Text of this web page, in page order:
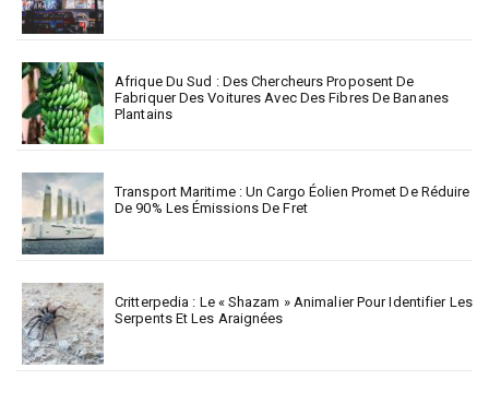
Afrique Du Sud : Des Chercheurs Proposent De
Fabriquer Des Voitures Avec Des Fibres De Bananes
Plantains
Transport Maritime : Un Cargo Éolien Promet De Réduire
De 90% Les Émissions De Fret
Critterpedia : Le « Shazam » Animalier Pour Identifier Les
Serpents Et Les Araignées